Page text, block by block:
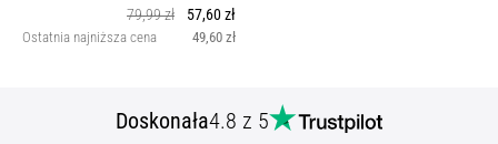
79,99 zł
57,60 zł
Ostatnia najniższa cena 49,60 zł
Doskonała4.8 z 5